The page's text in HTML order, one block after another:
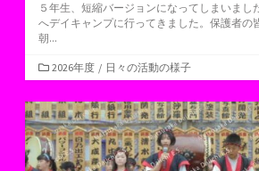
５年生、短縮バージョンになってしまいまし
へデイキャンプに行ってきました。保護者の
朝...
カ
テ
ゴ
リ
ー
2026年度 / 日々の活動の様子